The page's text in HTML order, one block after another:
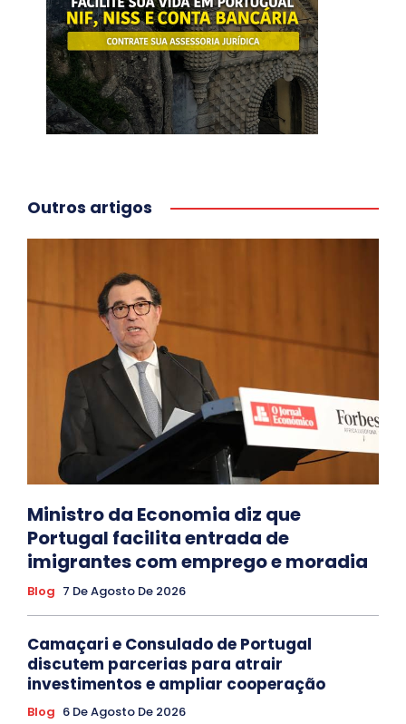
Outros artigos
Ministro da Economia diz que
Portugal facilita entrada de
imigrantes com emprego e moradia
Blog 7 De Agosto De 2026
Camaçari e Consulado de Portugal
discutem parcerias para atrair
investimentos e ampliar cooperação
Blog 6 De Agosto De 2026